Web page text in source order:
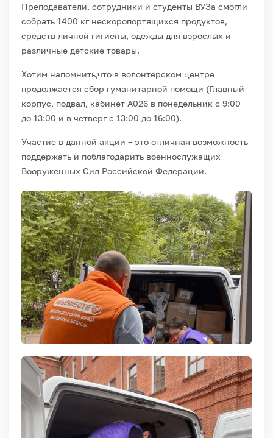
Преподаватели, сотрудники и студенты ВУЗа смогли
собрать 1400 кг нескоропортящихся продуктов,
средств личной гигиены, одежды для взрослых и
различные детские товары.
Хотим напомнить,что в волонтерском центре
продолжается сбор гуманитарной помощи (Главный
корпус, подвал, кабинет А026 в понедельник с 9:00
до 13:00 и в четверг с 13:00 до 16:00).
Участие в данной акции – это отличная возможность
поддержать и поблагодарить военнослужащих
Вооруженных Сил Российской Федерации.